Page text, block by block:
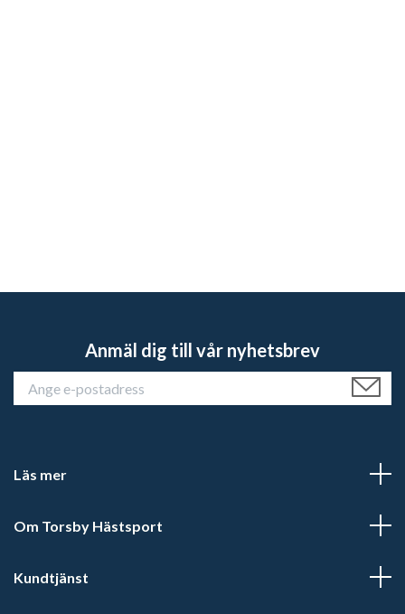
Anmäl dig till vår nyhetsbrev
Läs mer
Om Torsby Hästsport
Kundtjänst